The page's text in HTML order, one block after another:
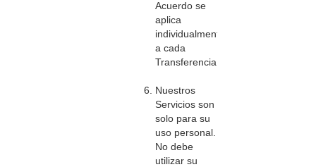
Acuerdo se
aplica
individualmente
a cada
Transferencia.
Nuestros
Servicios son
solo para su
uso personal.
No debe
utilizar su